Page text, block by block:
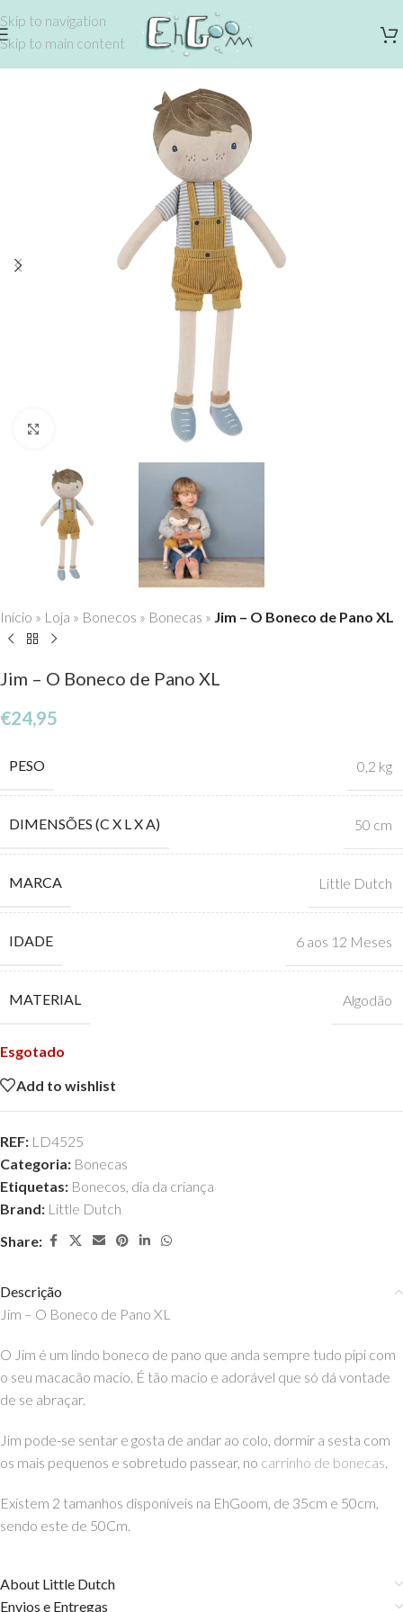
Skip to navigation
Skip to main content
Início » Loja » Bonecos » Bonecas » Jim – O Boneco de Pano XL
Jim – O Boneco de Pano XL
€24,95
PESO 0,2 kg
DIMENSÕES (C X L X A) 50 cm
MARCA Little Dutch
IDADE 6 aos 12 Meses
MATERIAL Algodão
Esgotado
Add to wishlist
REF: LD4525
Categoria: Bonecas
Etiquetas: Bonecos, dia da criança
Brand: Little Dutch
Share:
Descrição
Jim – O Boneco de Pano XL
O Jim é um lindo boneco de pano que anda sempre tudo pipi com
o seu macacão macio. É tão macio e adorável que só dá vontade
de se abraçar.
Jim pode-se sentar e gosta de andar ao colo, dormir a sesta com
os mais pequenos e sobretudo passear, no carrinho de bonecas.
Existem 2 tamanhos disponíveis na EhGoom, de 35cm e 50cm,
sendo este de 50Cm.
About Little Dutch
Envios e Entregas